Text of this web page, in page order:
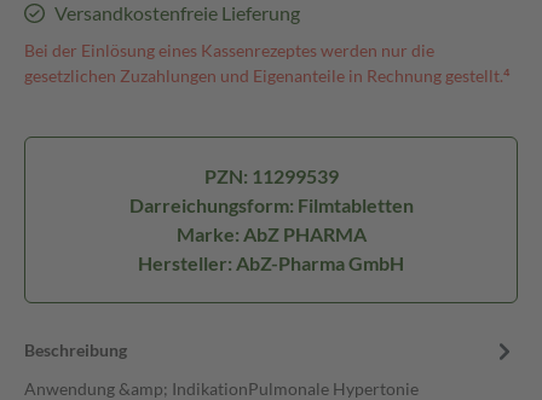
Versandkostenfreie Lieferung
Bei der Einlösung eines Kassenrezeptes werden nur die
gesetzlichen Zuzahlungen und Eigenanteile in Rechnung gestellt.⁴
PZN: 11299539
Darreichungsform: Filmtabletten
Marke: AbZ PHARMA
Hersteller: AbZ-Pharma GmbH
Beschreibung
Anwendung &amp; IndikationPulmonale Hypertonie